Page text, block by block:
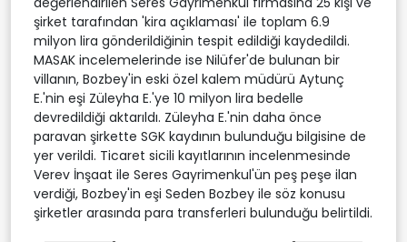
şirket tarafından 'kira açıklaması' ile toplam 6.9
milyon lira gönderildiğinin tespit edildiği kaydedildi.
MASAK incelemelerinde ise Nilüfer'de bulunan bir
villanın, Bozbey'in eski özel kalem müdürü Aytunç
E.'nin eşi Züleyha E.'ye 10 milyon lira bedelle
devredildiği aktarıldı. Züleyha E.'nin daha önce
paravan şirkette SGK kaydının bulunduğu bilgisine de
yer verildi. Ticaret sicili kayıtlarının incelenmesinde
Verev İnşaat ile Seres Gayrimenkul'ün peş peşe ilan
verdiği, Bozbey'in eşi Seden Bozbey ile söz konusu
şirketler arasında para transferleri bulunduğu belirtildi.